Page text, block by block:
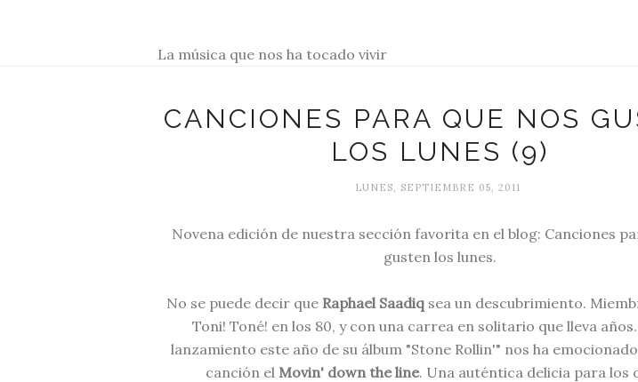
La música que nos ha tocado vivir
CANCIONES PARA QUE NOS
LOS LUNES (9)
LUNES, SEPTIEMBRE 05, 2011
Novena edición de nuestra sección favorita en el blog: Canciones
gusten los lunes.
No se puede decir que Raphael Saadiq sea un descubrimiento.
Toni! Toné! en los 80, y con una carrea en solitario que lleva
lanzamiento este año de su álbum "Stone Rollin'" nos ha
canción el Movin' down the line. Una auténtica delicia para los